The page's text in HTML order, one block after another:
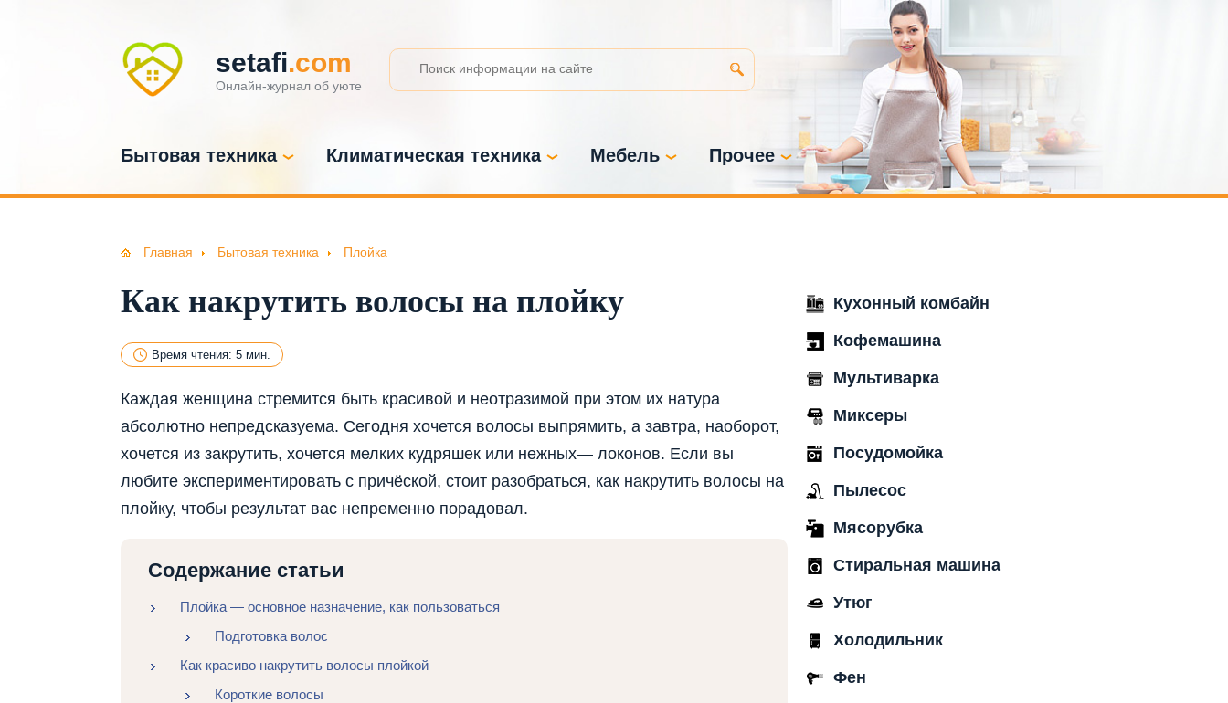
setafi.com
Онлайн-журнал об уюте
Бытовая техника Климатическая техника Мебель Прочее
Главная Бытовая техника Плойка
Как накрутить волосы на плойку
Время чтения: 5 мин.
Каждая женщина стремится быть красивой и неотразимой при этом их натура
абсолютно непредсказуема. Сегодня хочется волосы выпрямить, а завтра, наоборот,
хочется из закрутить, хочется мелких кудряшек или нежных— локонов. Если вы
любите экспериментировать с причёской, стоит разобраться, как накрутить волосы на
плойку, чтобы результат вас непременно порадовал.
Содержание статьи
Плойка — основное назначение, как пользоваться
Подготовка волос
Как красиво накрутить волосы плойкой
Короткие волосы
Кухонный комбайн
Кофемашина
Мультиварка
Миксеры
Посудомойка
Пылесос
Мясорубка
Стиральная машина
Утюг
Холодильник
Фен